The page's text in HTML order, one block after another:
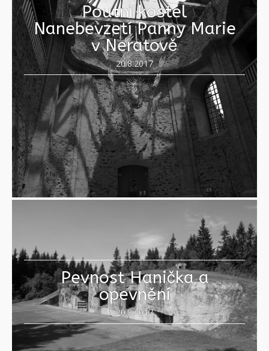
Poutní kostel
Nanebevzetí Panny Marie
v Neratově
20.8.2017
Pevnost Hanička a
opevnění
20.8.2017